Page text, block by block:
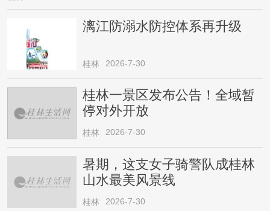
漓江防溺水防控体系再升级
桂林 2026-7-30
桂林一景区发布公告！全域暂
停对外开放
桂林 2026-7-30
暑期，这支女子骑警队成桂林
山水最美风景线
桂林 2026-7-30